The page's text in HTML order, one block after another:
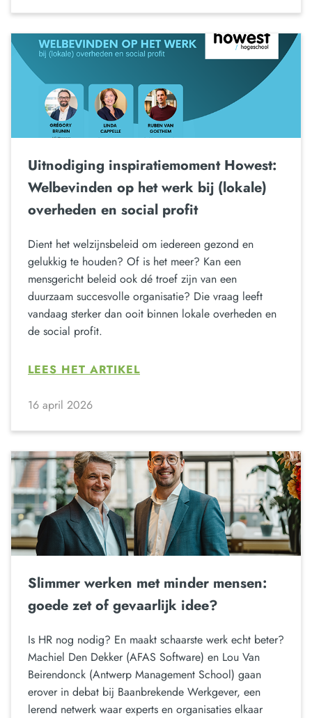
Uitnodiging inspiratiemoment Howest:
Welbevinden op het werk bij (lokale)
overheden en social profit
Dient het welzijnsbeleid om iedereen gezond en
gelukkig te houden? Of is het meer? Kan een
mensgericht beleid ook dé troef zijn van een
duurzaam succesvolle organisatie? Die vraag leeft
vandaag sterker dan ooit binnen lokale overheden en
de social profit.
LEES HET ARTIKEL
16 april 2026
Slimmer werken met minder mensen:
goede zet of gevaarlijk idee?
Is HR nog nodig? En maakt schaarste werk echt beter?
Machiel Den Dekker (AFAS Software) en Lou Van
Beirendonck (Antwerp Management School) gaan
erover in debat bij Baanbrekende Werkgever, een
lerend netwerk waar experts en organisaties elkaar